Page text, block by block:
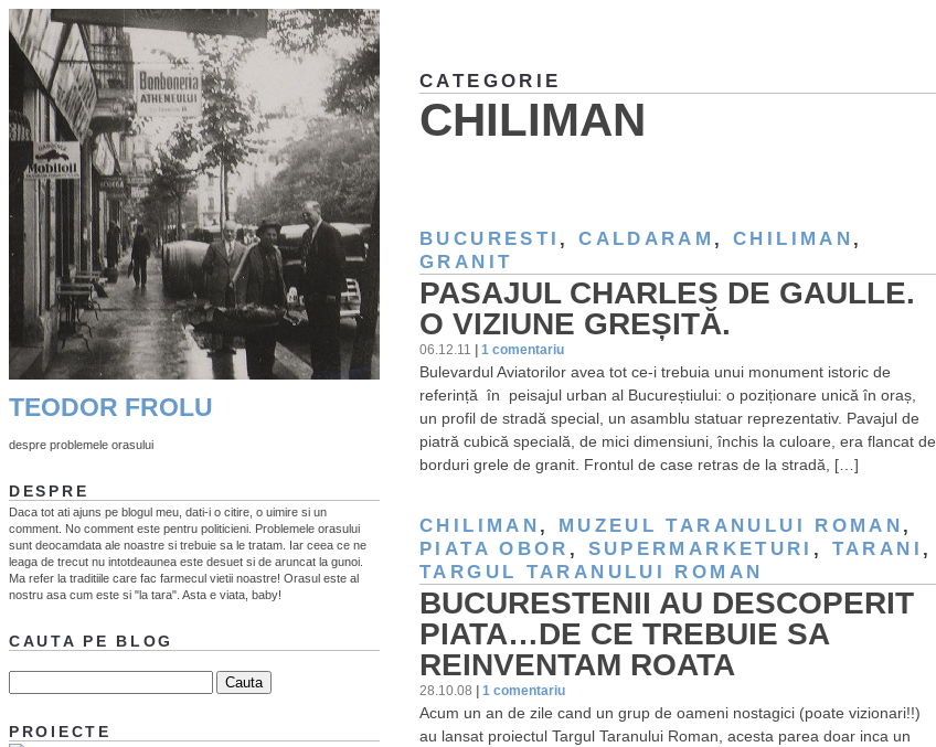
CATEGORIE
CHILIMAN
BUCURESTI ,CALDARAM , CHILIMAN ,
GRANIT
PASAJUL CHARLES DE GAULLE.
O VIZIUNE GREȘITĂ.
06.12.11 1 comentariu
Bulevardul Aviatorilor avea tot ce-i trebuia unui monument istoric de
referință în peisajul urban al Bucureștiului: o poziționare unică în oraș,
un profil de stradă special, un asamblu statuar reprezentativ. Pavajul de
piatră cubică specială, de mici dimensiuni, închis la culoare, era flancat de
borduri grele de granit. Frontul de case retras de la stradă, […]
CHILIMAN , MUZEUL TARANULUI ROMAN ,
PIATA OBOR , SUPERMARKETURI , TARANI ,
TARGUL TARANULUI ROMAN
BUCURESTENII AU DESCOPERIT
PIATA…DE CE TREBUIE SA
REINVENTAM ROATA
28.10.08 1 comentariu
Acum un an de zile cand un grup de oameni nostagici (poate vizionari!!)
au lansat proiectul Targul Taranului Roman, acesta parea doar inca un
TEODOR FROLU
despre problemele orasului
DESPRE
Daca tot ati ajuns pe blogul meu, dati-i o citire, o uimire si un
comment. No comment este pentru politicieni. Problemele orasului
sunt deocamdata ale noastre si trebuie sa le tratam. Iar ceea ce ne
leaga de trecut nu intotdeaunea este desuet si de aruncat la gunoi.
Ma refer la traditiile care fac farmecul vietii noastre! Orasul este al
nostru asa cum este si "la tara". Asta e viata, baby!
CAUTA PE BLOG
PROIECTE